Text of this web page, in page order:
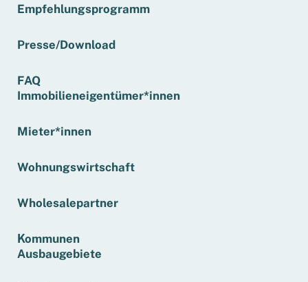
Empfehlungsprogramm
Presse/Download
FAQ
Immobilieneigentümer*innen
Mieter*innen
Wohnungswirtschaft
Wholesalepartner
Kommunen
Ausbaugebiete